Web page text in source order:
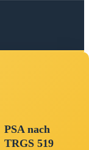
PSA nach
TRGS 519